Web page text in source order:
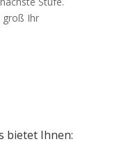
groß Ihr
bietet Ihnen: